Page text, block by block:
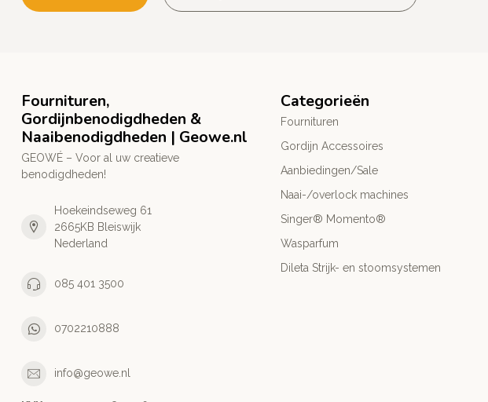
Fournituren,
Gordijnbenodigdheden &
Naaibenodigdheden | Geowe.nl
GEOWÉ – Voor al uw creatieve
benodigdheden!
Hoekeindseweg 61
2665KB Bleiswijk
Nederland
085 401 3500
0702210888
info@geowe.nl
Categorieën
Fournituren
Gordijn Accessoires
Aanbiedingen/Sale
Naai-/overlock machines
Singer® Momento®
Wasparfum
Dileta Strijk- en stoomsystemen